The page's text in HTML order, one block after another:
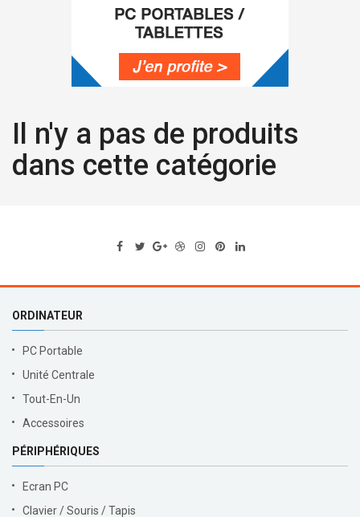
Il n'y a pas de produits
dans cette catégorie
ORDINATEUR
PC Portable
Unité Centrale
Tout-En-Un
Accessoires
PÉRIPHÉRIQUES
Ecran PC
Clavier / Souris / Tapis